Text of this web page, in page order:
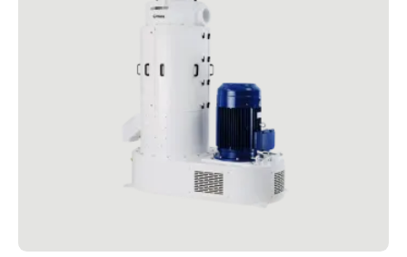
Я подтверждаю, что ознакомился с уведомлением
об обработке данных
Я подтверждаю, что ознакомился с политикой
конфиденциальности данного сайта и даю свое
согласие на рассылку компанией omas рекламных
сообщений (в том числе информационных
бюллетеней) по электронной почте со ссылками